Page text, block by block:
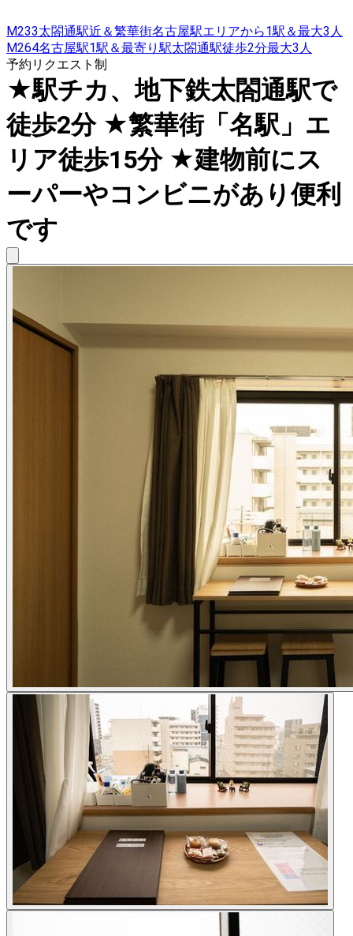
M233太閤通駅近＆繁華街名古屋駅エリアから1駅＆最大3人
M264名古屋駅1駅＆最寄り駅太閤通駅徒歩2分最大3人
予約リクエスト制
★駅チカ、地下鉄太閤通駅で
徒歩2分 ★繁華街「名駅」エ
リア徒歩15分 ★建物前にス
ーパーやコンビニがあり便利
です